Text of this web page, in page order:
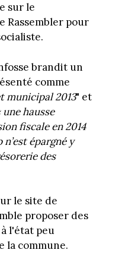
sur le
Rassembler pour
brandit un
comme
municipal 2013" et
une hausse
fiscale en 2014
épargné y
des
le site de
proposer des
l'état peu
la commune.